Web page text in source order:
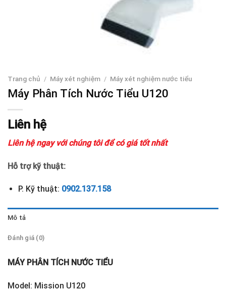
Trang chủ / Máy xét nghiệm / Máy xét nghiệm nước tiểu
Máy Phân Tích Nước Tiểu U120
Liên hệ
Liên hệ ngay với chúng tôi để có giá tốt nhất
Hỗ trợ kỹ thuật:
P. Kỹ thuật: 0902.137.158
Mô tả
Đánh giá (0)
MÁY PHÂN TÍCH NƯỚC TIỂU
Model: Mission U120